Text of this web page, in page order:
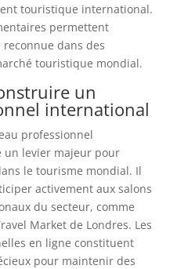
touristique international.
permettent
dans des
touristique mondial.
un
international
professionnel
levier majeur pour
le tourisme mondial. Il
activement aux salons
du secteur, comme
Market de Londres. Les
en ligne constituent
pour maintenir des